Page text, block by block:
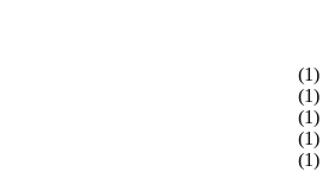
(1)
(1)
(1)
(1)
(1)